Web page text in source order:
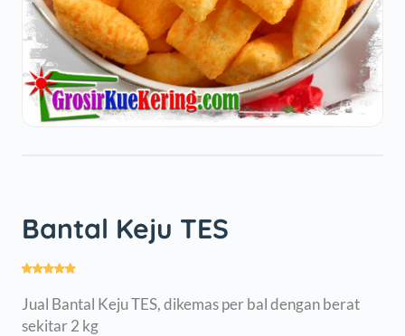
Bantal Keju TES
Jual Bantal Keju TES, dikemas per bal dengan berat
sekitar 2 kg